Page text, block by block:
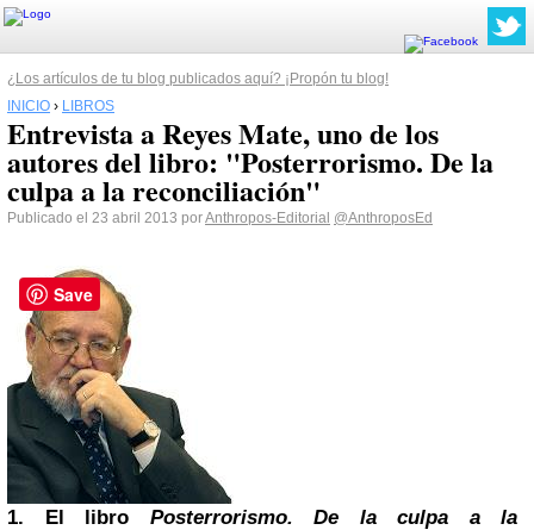
¿Los artículos de tu blog publicados aquí? ¡Propón tu blog!
INICIO › LIBROS
Entrevista a Reyes Mate, uno de los
autores del libro: "Posterrorismo. De la
culpa a la reconciliación"
Publicado el 23 abril 2013 porAnthropos-Editorial @AnthroposEd
1. El libro Posterrorismo. De la culpa a la
Save